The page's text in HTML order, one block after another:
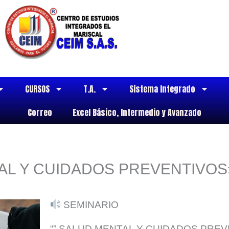
CURSOS T.A. Sistema Integrado
Correo
Excel Básico, Intermedio y Avanzado
Y CUIDADOS
SEMINARIO